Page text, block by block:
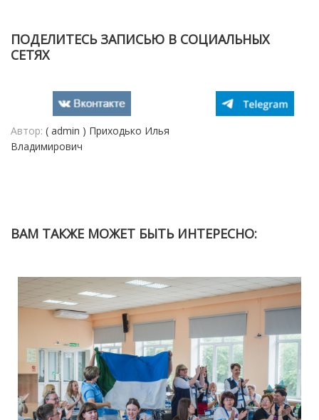
ПОДЕЛИТЕСЬ ЗАПИСЬЮ В СОЦИАЛЬНЫХ
СЕТЯХ
Автор: ( admin ) Приходько Илья
Владимирович
ВАМ ТАКЖЕ МОЖЕТ БЫТЬ ИНТЕРЕСНО: